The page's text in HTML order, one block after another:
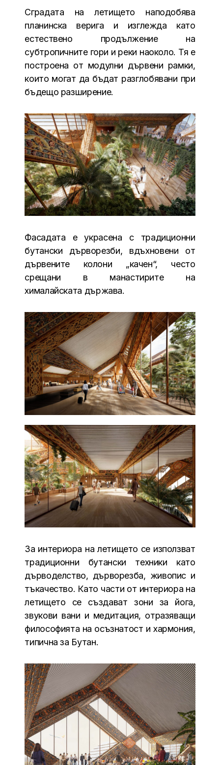
Сградата на летището наподобява
планинска верига и изглежда като
естествено продължение на
субтропичните гори и реки наоколо. Тя е
построена от модулни дървени рамки,
които могат да бъдат разглобявани при
бъдещо разширение.
Фасадата е украсена с традиционни
бутански дърворезби, вдъхновени от
дървените колони „качен“, често
срещани в манастирите на
хималайската държава.
За интериора на летището се използват
традиционни бутански техники като
дърводелство, дърворезба, живопис и
тъкачество. Като части от интериора на
летището се създават зони за йога,
звукови вани и медитация, отразяващи
философията на осъзнатост и хармония,
типична за Бутан.